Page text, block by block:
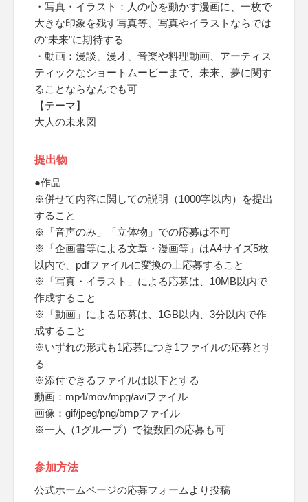
・写真・イラスト：人の心を動かす漫画に、一枚で
大きな印象を残す写真等、写真やイラストならでは
の“未来”に期待する
・動画：漫談、漫才、音楽や料理動画、アーティス
ティックなショートムービーまで、未来、夢に関す
ることならなんでも可
【テーマ】
大人の未来図
提出物
●作品
※併せて内容に関しての説明（1000字以内）を提出
すること
※「音声のみ」「立体物」での応募は不可
※「企画書等による文章・漫画等」はA4サイズ5枚
以内で、pdfファイルに変換の上応募すること
※「写真・イラスト」による応募は、10MB以内で
作成すること
※「動画」による応募は、1GB以内、3分以内で作
成すること
※いずれの形式も1応募につき1ファイルの応募とす
る
※添付できるファイルは以下とする
動画：mp4/mov/mpg/aviファイル
画像：gif/jpeg/png/bmpファイル
※一人（1グループ）で複数回の応募も可
参加方法
公式ホームページの応募フォームより投稿